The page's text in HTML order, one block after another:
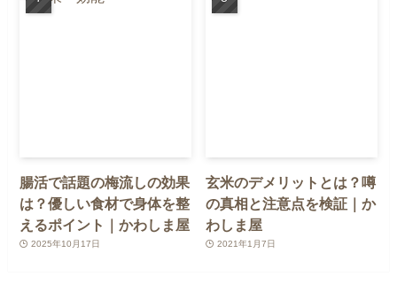
腸活で話題の梅流しの効果
は？優しい食材で身体を整
えるポイント｜かわしま屋
2025年10月17日
玄米のデメリットとは？噂
の真相と注意点を検証｜か
わしま屋
2021年1月7日